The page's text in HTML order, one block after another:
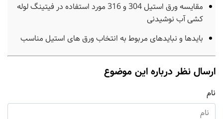
مقایسه ورق استیل 304 و 316 مورد استفاده در فیتینگ لوله
کشی آب نوشیدنی
بایدها و نبایدهای مربوط به انتخاب ورق های استیل مناسب
ارسال نظر درباره این موضوع
نام